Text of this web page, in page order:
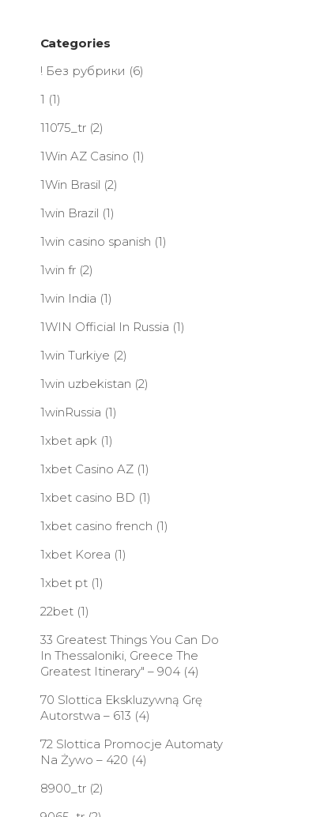
Categories
! Без рубрики (6)
1 (1)
11075_tr(2)
1Win AZ Casino (1)
1Win Brasil (2)
1win Brazil (1)
1win casino spanish (1)
1win fr(2)
1win India (1)
1WIN Official In Russia (1)
1win Turkiye (2)
1win uzbekistan (2)
1winRussia (1)
1xbet apk (1)
1xbet Casino AZ(1)
1xbet casino BD (1)
1xbet casino french (1)
1xbet Korea (1)
1xbet pt(1)
22bet(1)
33 Greatest Things You Can Do
In Thessaloniki, Greece The
Greatest Itinerary" – 904(4)
70 Slottica Ekskluzywną Grę
Autorstwa – 613 (4)
72 Slottica Promocje Automaty
Na Żywo – 420 (4)
8900_tr(2)